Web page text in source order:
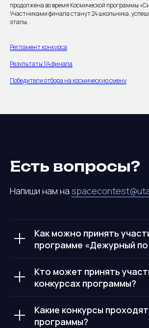
продолжена во время Космической программы
Участниками финала станут 24 школьника,
этапы.
Регламент конкурса
Результаты 1/4 финала
Победители отбора на космическую смену
Есть вопросы?
Напиши нам на
Как можно принять
программе «Дежурный
Кто может принять
конкурсах программы?
Какие конкурсы
программы?